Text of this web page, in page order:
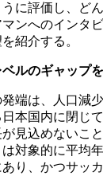
に評価し、ど
ンへのインタ
紹介する。
ルのギャップ
発端は、人口減
本国内に閉じ
見込めないこ
対象的に平均
り、かつサッ